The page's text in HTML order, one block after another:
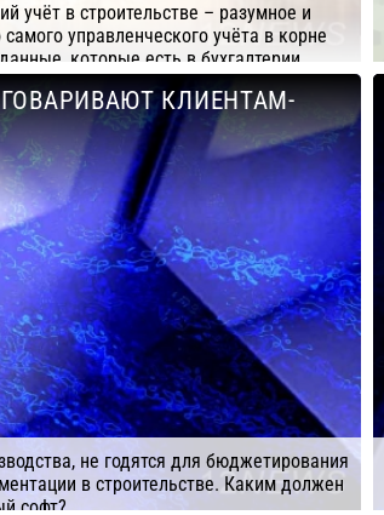
учёт в строительстве – разумное и
управленческого учёта в корне
которые есть в бухгалтерии.
СОФТ
КЛИЕНТАМ-
не годятся для бюджетирования
в строительстве. Каким должен
софт?